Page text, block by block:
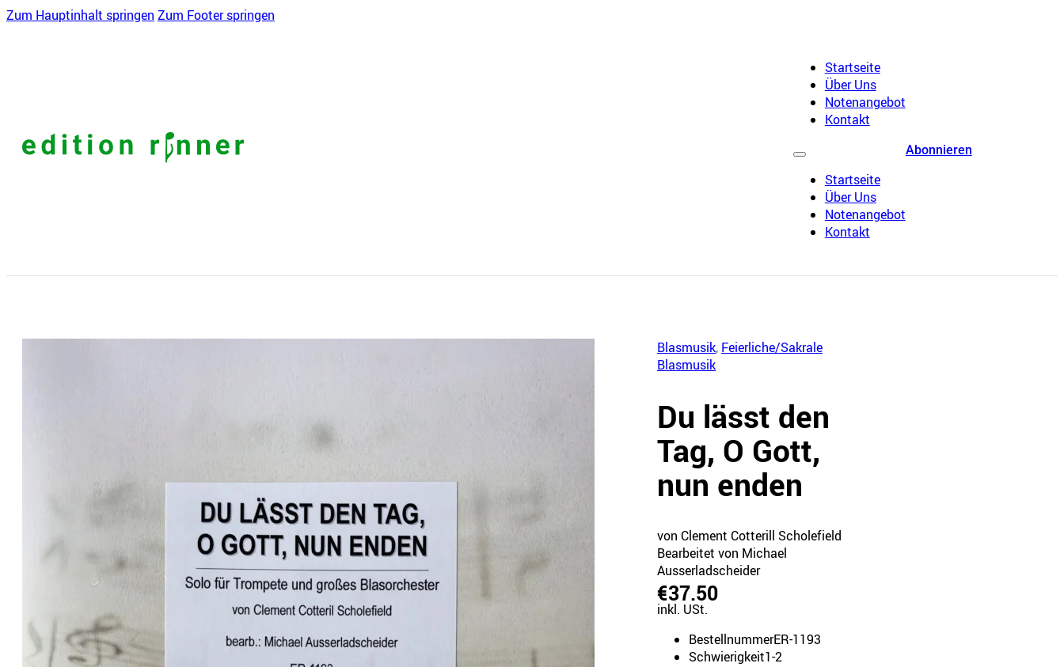
Zum Hauptinhalt springen Zum Footer springen
Startseite
Über Uns
Notenangebot
Kontakt
Startseite
Über Uns
Notenangebot
Kontakt
Abonnieren
Blasmusik, Feierliche/Sakrale
Blasmusik
Du lässt den
Tag, O Gott,
nun enden
von Clement Cotterill Scholefield
Bearbeitet von Michael
Ausserladscheider
€37.50
inkl. USt.
BestellnummerER-1193
Schwierigkeit1-2